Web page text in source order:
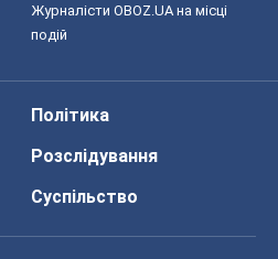
Журналісти OBOZ.UA на місці
подій
Політика
Розслідування
Суспільство